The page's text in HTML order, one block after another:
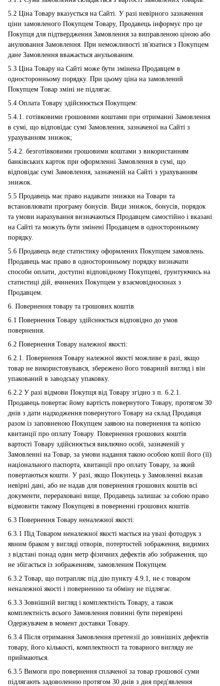
5.2 Ціна Товару вказується на Сайті. У разі невірного зазначення
ціни замовленого Покупцем Товару, Продавець інформує про це
Покупця для підтвердження Замовлення за виправленою ціною або
анулювання Замовлення. При неможливості зв'язатися з Покупцем
дане Замовлення вважається анульованим.
5.3 Ціна Товару на Сайті може бути змінена Продавцем в
односторонньому порядку. При цьому ціна на замовлений
Покупцем Товар зміні не підлягає.
5.4 Оплата Товару здійснюється Покупцем:
5.4.1. готівковими грошовими коштами при отриманні Замовлення
в сумі, що відповідає сумі Замовлення, зазначеної на Сайті з
урахуванням знижок;
5.4.2. безготівковими грошовими коштами з використанням
банківських карток при оформленні Замовлення в сумі, що
відповідає сумі Замовлення, зазначеній на Сайті з урахуванням
знижок.
5.5 Продавець має право надавати знижки на Товари та
встановлювати програму бонусів. Види знижок, бонусів, порядок
та умови нарахування визначаються Продавцем самостійно і вказані
на Сайті та можуть бути змінені Продавцем в односторонньому
порядку.
5.6 Продавець веде статистику оформлених Покупцем замовлень.
Продавець має право в односторонньому порядку визначати
способи оплати, доступні відповідному Покупцеві, ґрунтуючись на
статистиці дій, вчинених Покупцем у взаємовідносинах з
Продавцем.
6. Повернення товару та грошових коштів
6.1 Повернення Товару здійснюється відповідно до умов
повернення.
6.2 Повернення Товару належної якості:
6.2.1. Повернення Товару належної якості можливе в разі, якщо
товар не використовувався, збережено його товарний вигляд і він
упакований в заводську упаковку.
6.2.2 У разі відмови Покупця від Товару згідно з п. 6.2.1.
Продавець повертає йому вартість повернутого Товару, протягом 30
днів з дати надходження повернутого Товару на склад Продавця
разом із заповненою Покупцем заявою на повернення та копією
квитанції про оплату Товару. Повернення грошових коштів
вартості Товару здійснюється виключно особі, зазначеній у
Замовленні на Товар, за умови надання такою особою копії його (її)
національного паспорта, квитанції про оплату Товару, за який
повертаються кошти. У разі, якщо Покупець у Замовленні вказав
невірні дані, або не надав для повернення грошових коштів всі
документи, перераховані вище, Продавець залишає за собою право
відмовити такому Покупцеві в поверненні грошових коштів.
6.3 Повернення Товару неналежної якості:
6.3.1 Під Товаром неналежної якості мається на увазі фотодрук з
явним браком у вигляді отворів, потертостей зображення, видимих
з відстані понад один метр фізичних дефектів або зображення, що
не збігається із зображенням, замовленим Покупцем.
6.3.2 Товар, що потрапляє під дію пункту 4.9.1, не є товаром
неналежної якості і поверненню та обміну не підлягає.
6.3.3 Зовнішній вигляд і комплектність Товару, а також
комплектність всього Замовлення повинні бути перевірені
Одержувачем в момент доставки Товару.
6.3.4 Після отримання Замовлення претензії до зовнішніх дефектів
товару, його кількості, комплектності та товарного вигляду не
приймаються.
6.3.5 Вимоги про повернення сплаченої за товар грошової суми
підлягають задоволенню протягом 30 днів з дня пред'явлення